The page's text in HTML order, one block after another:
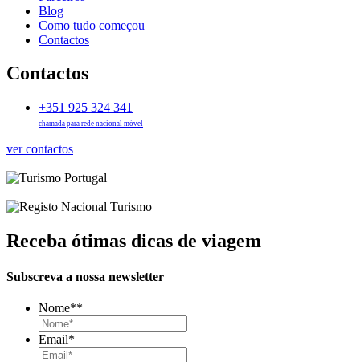
Blog
Como tudo começou
Contactos
Contactos
+351 925 324 341
chamada para rede nacional móvel
ver contactos
Receba ótimas dicas de viagem
Subscreva a nossa newsletter
Nome**
Email*